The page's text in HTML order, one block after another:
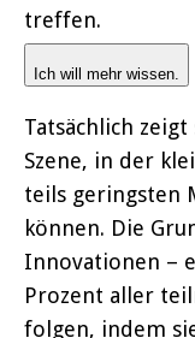
treffen.
Ich will mehr wissen.
Tatsächlich
Szene, in der
teils geringsten
können. Die
Innovationen –
Prozent aller
folgen, indem